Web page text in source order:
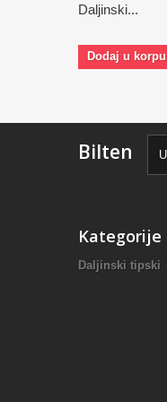
Daljinski...
Dodaj u korpu
Bilten
Kategorije
Daljinski tipski